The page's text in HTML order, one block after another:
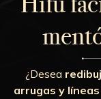
¿Desea
arrugas y